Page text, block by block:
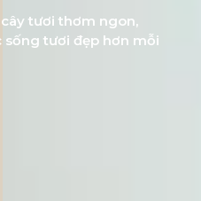
tươi thơm ngon,
tươi đẹp hơn mỗi